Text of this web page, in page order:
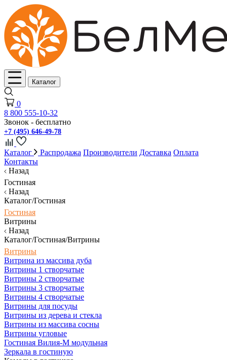
Каталог
0
8 800 555-10-32
Звонок - бесплатно
+7 (495) 646-49-78
Каталог Распродажа Производители Доставка Оплата
Контакты
Назад
Гостиная
Назад
Каталог/Гостиная
Гостиная
Витрины
Назад
Каталог/Гостиная/Витрины
Витрины
Витрина из массива дуба
Витрины 1 створчатые
Витрины 2 створчатые
Витрины 3 створчатые
Витрины 4 створчатые
Витрины для посуды
Витрины из дерева и стекла
Витрины из массива сосны
Витрины угловые
Гостиная Вилия-М модульная
Зеркала в гостиную